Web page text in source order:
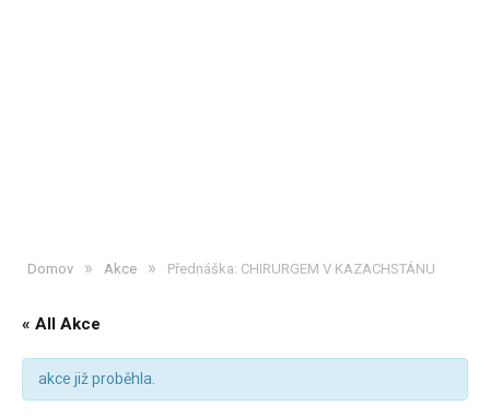
Domov » Akce » Přednáška: CHIRURGEM V KAZACHSTÁNU
« All Akce
akce již proběhla.